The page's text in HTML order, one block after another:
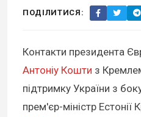
ПОДІЛИТИСЯ:
Контакти президента
Антоніу Кошти з
підтримку України з
прем'єр-міністр Естонії